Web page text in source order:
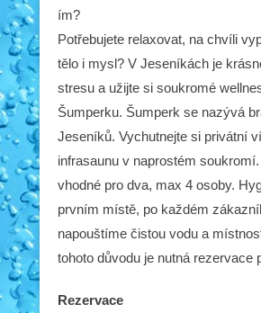
ím?
Potřebujete relaxovat, na chvíli
tělo i mysl? V Jeseníkách je
stresu a užijte si soukromé
Šumperku. Šumperk se nazývá
Jeseníků. Vychutnejte si privátní
infrasaunu v naprostém
vhodné pro dva, max 4 osoby.
prvním místě, po každém
napouštíme čistou vodu a
tohoto důvodu je nutná rezervace
Rezervace